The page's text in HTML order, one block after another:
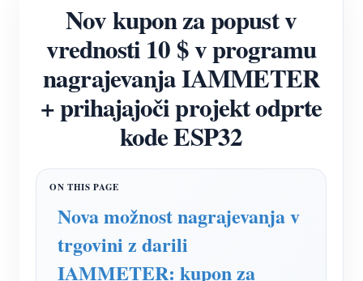
Trifazni merilnik energije Wi-Fi (WEM3080T)
Trifazni merilnik energije Wi-Fi (WEM3046T)
Trifazni merilnik energije Wi-Fi (WEM3050T)
WiFi krmilnik napajanja
IAMMETER Cloud Pro
EV Polnilec
Simulator IAMMETER
Virtualni števec
Nov kupon za popust v
vrednosti 10 $ v programu
nagrajevanja IAMMETER
+ prihajajoči projekt odprte
kode ESP32
Nova možnost nagrajevanja v
trgovini z darili
IAMMETER: kupon za